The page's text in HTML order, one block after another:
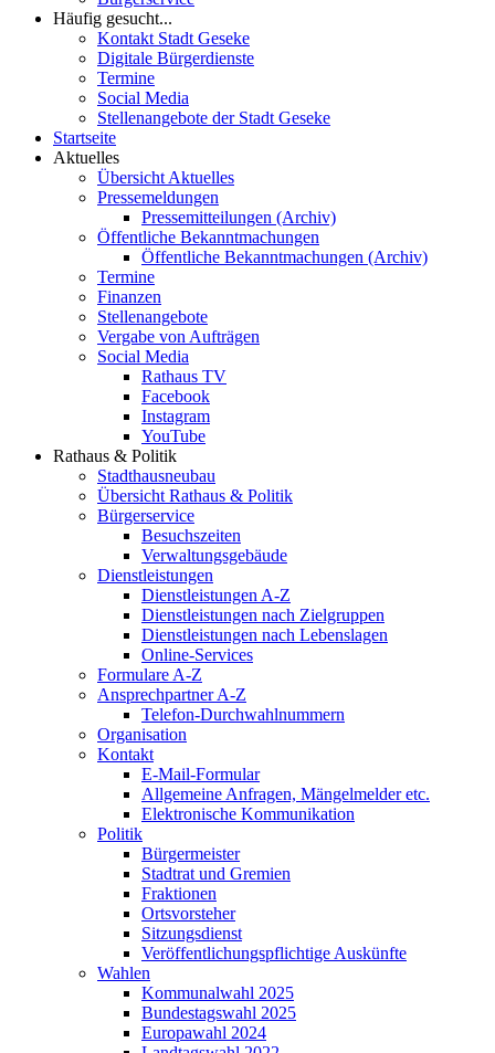
Häufig gesucht...
Kontakt Stadt Geseke
Digitale Bürgerdienste
Termine
Social Media
Stellenangebote der Stadt Geseke
Startseite
Aktuelles
Übersicht Aktuelles
Pressemeldungen
Pressemitteilungen (Archiv)
Öffentliche Bekanntmachungen
Öffentliche Bekanntmachungen (Archiv)
Termine
Finanzen
Stellenangebote
Vergabe von Aufträgen
Social Media
Rathaus TV
Facebook
Instagram
YouTube
Rathaus & Politik
Stadthausneubau
Übersicht Rathaus & Politik
Bürgerservice
Besuchszeiten
Verwaltungsgebäude
Dienstleistungen
Dienstleistungen A-Z
Dienstleistungen nach Zielgruppen
Dienstleistungen nach Lebenslagen
Online-Services
Formulare A-Z
Ansprechpartner A-Z
Telefon-Durchwahlnummern
Organisation
Kontakt
E-Mail-Formular
Allgemeine Anfragen, Mängelmelder etc.
Elektronische Kommunikation
Politik
Bürgermeister
Stadtrat und Gremien
Fraktionen
Ortsvorsteher
Sitzungsdienst
Veröffentlichungspflichtige Auskünfte
Wahlen
Kommunalwahl 2025
Bundestagswahl 2025
Europawahl 2024